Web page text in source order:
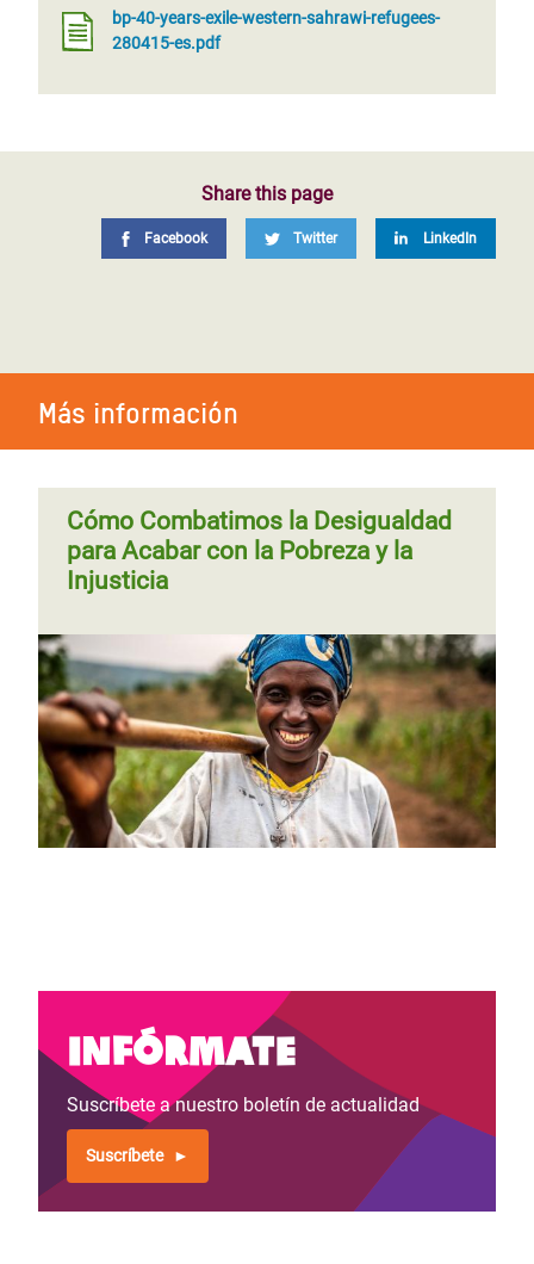
bp-40-years-exile-western-sahrawi-refugees-
280415-es.pdf
Share this page
Facebook Twitter LinkedIn
Más información
Cómo Combatimos la Desigualdad
para Acabar con la Pobreza y la
Injusticia
Infórmate
Suscríbete a nuestro boletín de actualidad
Suscríbete